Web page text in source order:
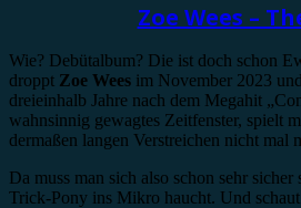
Zoe Wees –
Wie? Debütalbum? Die ist doch schon
droppt Zoe Wees im November 2023
dreieinhalb Jahre nach dem Megahit
wahnsinnig gewagtes Zeitfenster, spielt
dermaßen langen Verstreichen nicht mal
Da muss man sich also schon sehr
Trick-Pony ins Mikro haucht. Und